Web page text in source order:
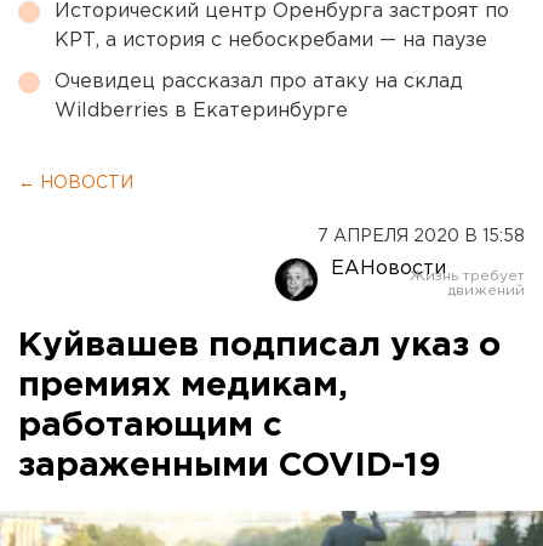
Исторический центр Оренбурга застроят по
КРТ, а история с небоскребами — на паузе
Очевидец рассказал про атаку на склад
Wildberries в Екатеринбурге
← НОВОСТИ
7 АПРЕЛЯ 2020 В 15:58
ЕАНовости
Куйвашев подписал указ о
премиях медикам,
работающим с
зараженными COVID-19